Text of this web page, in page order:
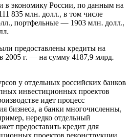
в экономику России, по данным на
835 млн. долл., в том числе
портфельные — 1903 млн. долл.,
предоставлены кредиты на
2005 г. — на сумму 4187,9 млрд.
у отдельных российских банков
инвестиционных проектов
идет процесс
бизнеса, а банки многочисленны,
нередко отдельный
предоставить кредит для
проектов реконструкции